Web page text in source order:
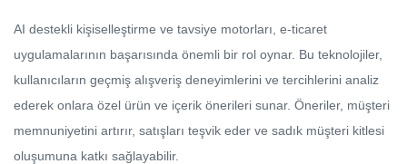
AI destekli kişiselleştirme ve tavsiye motorları, e-ticaret
uygulamalarının başarısında önemli bir rol oynar. Bu teknolojiler,
kullanıcıların geçmiş alışveriş deneyimlerini ve tercihlerini analiz
ederek onlara özel ürün ve içerik önerileri sunar. Öneriler, müşteri
memnuniyetini artırır, satışları teşvik eder ve sadık müşteri kitlesi
oluşumuna katkı sağlayabilir.